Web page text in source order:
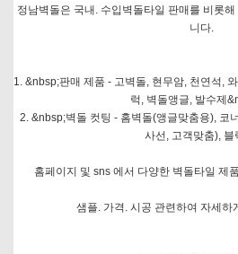
정남벽돌은 국내. 수입벽돌타일 판매를 비롯
니다.
1. &nbsp;판매 제품 - 고벽돌, 현무암, 천연석,
럭, 벽돌앵글, 발수제
2. &nbsp;벽돌 컷팅 - 홈벽돌(앵글맞춤용), 코
사선, 고객맞춤), 블
홈페이지 및 sns 에서 다양한 벽돌타일 제
샘플. 가격. 시공 관련하여 자세하